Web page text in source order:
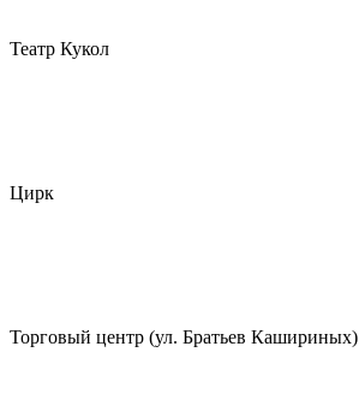
Театр Кукол
Цирк
Торговый центр (ул. Братьев Кашириных)